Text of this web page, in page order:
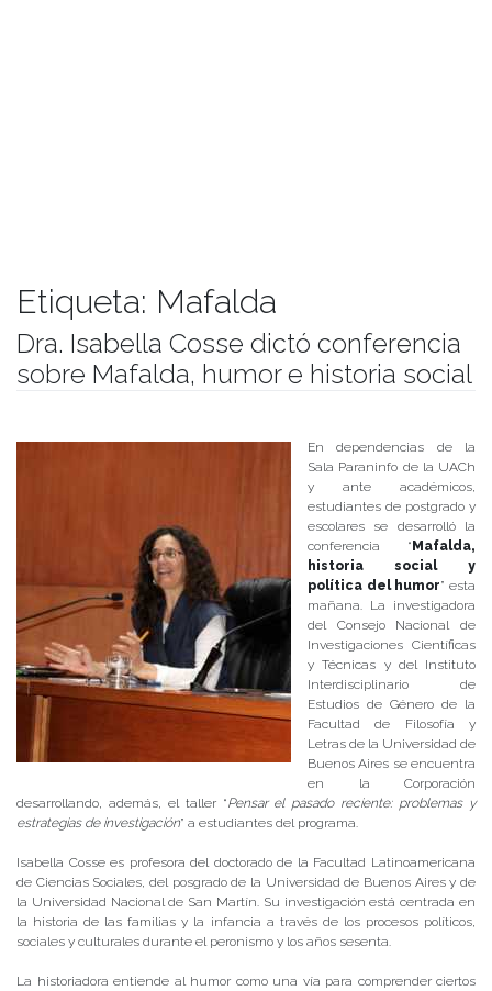
Etiqueta: Mafalda
Dra. Isabella Cosse dictó conferencia
sobre Mafalda, humor e historia social
En dependencias de la
Sala Paraninfo de la UACh
y ante académicos,
estudiantes de postgrado y
escolares se desarrolló la
conferencia “ Mafalda,
historia social y
política del humor” esta
mañana. La investigadora
del Consejo Nacional de
Investigaciones Científicas
y Técnicas y del Instituto
Interdisciplinario de
Estudios de Género de la
Facultad de Filosofía y
Letras de la Universidad de
Buenos Aires se encuentra
en la Corporación
desarrollando, además, el taller “Pensar el pasado reciente: problemas y
estrategias de investigación” a estudiantes del programa.
Isabella Cosse es profesora del doctorado de la Facultad Latinoamericana
de Ciencias Sociales, del posgrado de la Universidad de Buenos Aires y de
la Universidad Nacional de San Martín. Su investigación está centrada en
la historia de las familias y la infancia a través de los procesos políticos,
sociales y culturales durante el peronismo y los años sesenta.
La historiadora entiende al humor como una vía para comprender ciertos